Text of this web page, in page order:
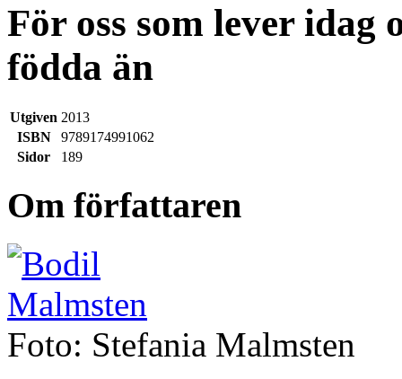
För oss som lever idag
födda än
Utgiven 2013
ISBN
9789174991062
Sidor
189
Om författaren
Foto: Stefania Malmsten